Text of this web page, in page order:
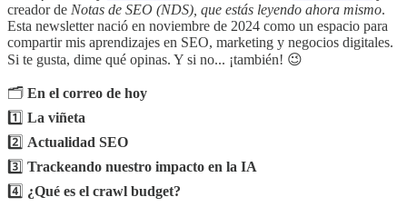
creador de Notas de SEO (NDS), que estás leyendo ahora mismo.
Esta newsletter nació en noviembre de 2024 como un espacio para
compartir mis aprendizajes en SEO, marketing y negocios digitales.
Si te gusta, dime qué opinas. Y si no... ¡también! 😉
🗂️ En el correo de hoy
1️⃣ La viñeta
2️⃣ Actualidad SEO
3️⃣ Trackeando nuestro impacto en la IA
4️⃣ ¿Qué es el crawl budget?